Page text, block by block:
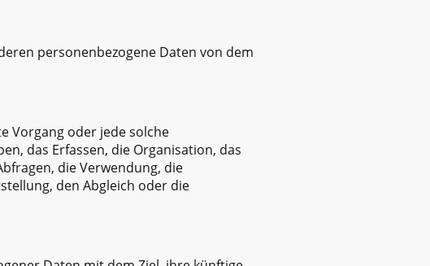
personenbezogene Daten von dem
Vorgang oder jede solche
das Erfassen, die Organisation, das
die Verwendung, die
den Abgleich oder die